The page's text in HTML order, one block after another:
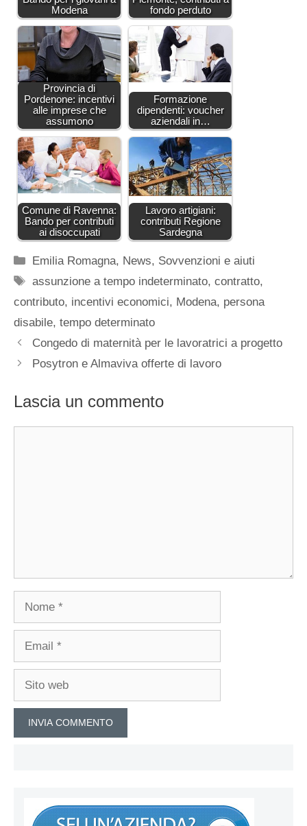
Modena
fondo perduto
Provincia di
Pordenone: incentivi
alle imprese che
assumono
Formazione
dipendenti: voucher
aziendali in…
Comune di Ravenna:
Bando per contributi
ai disoccupati
Lavoro artigiani:
contributi Regione
Sardegna
Categorie
Emilia Romagna, News, Sovvenzioni e aiuti
Tag
assunzione a tempo indeterminato,contratto,
contributo, incentivi economici, Modena, persona
disabile, tempo determinato
Congedo di maternità per le lavoratrici a progetto
Posytron e Almaviva offerte di lavoro
Lascia un commento